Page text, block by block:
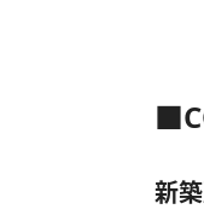
新